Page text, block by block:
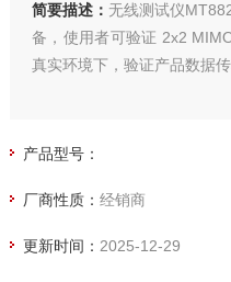
简要描述：无线测试仪
备，使用者可验证 2x2
真实环境下，验证产品数据传
产品型号：
厂商性质： 经销商
更新时间： 2025-12-29